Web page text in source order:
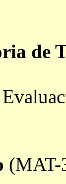
de
(MAT-